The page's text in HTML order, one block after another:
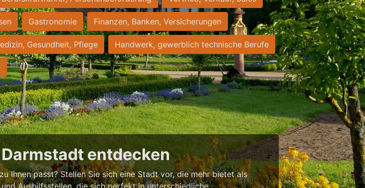
Gastronomie Finanzen, Banken, Versicherungen
Gesundheit, Pflege Handwerk, gewerblich technische Berufe
entdecken
Ihnen passt? Stellen Sie sich eine Stadt vor, die mehr bietet als